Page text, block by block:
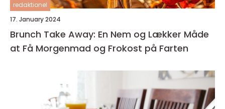
redaktionel
17. January 2024
Brunch Take Away: En Nem og Lækker Måde
at Få Morgenmad og Frokost på Farten